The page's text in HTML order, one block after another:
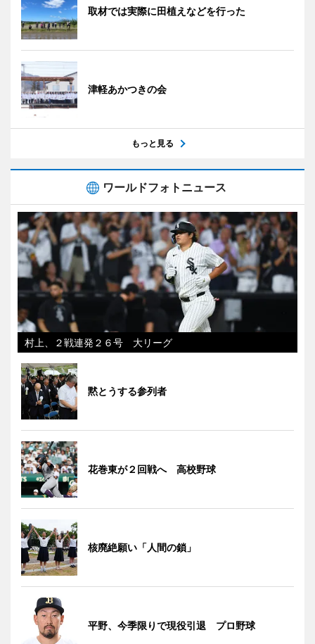
取材では実際に田植えなどを行った
津軽あかつきの会
もっと見る
ワールドフォトニュース
村上、２戦連発２６号 大リーグ
黙とうする参列者
花巻東が２回戦へ 高校野球
核廃絶願い「人間の鎖」
平野、今季限りで現役引退 プロ野球